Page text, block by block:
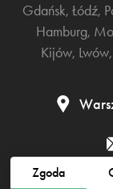
Zgoda
Gdańsk, Łódź,
Hamburg,
Kijów, Lwów,